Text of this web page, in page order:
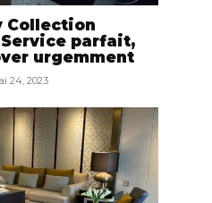
Collection
Service parfait,
urgemment
24, 2023